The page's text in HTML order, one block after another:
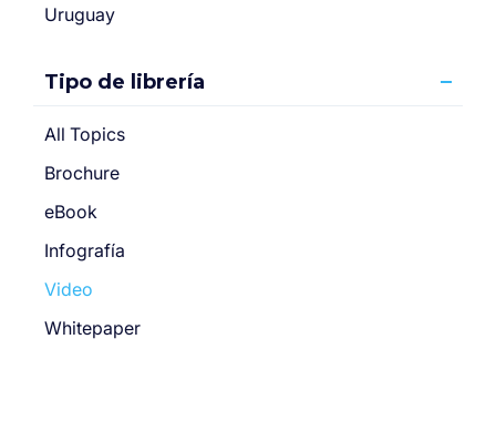
Uruguay
Tipo de librería
All Topics
Brochure
eBook
Infografía
Video
Whitepaper